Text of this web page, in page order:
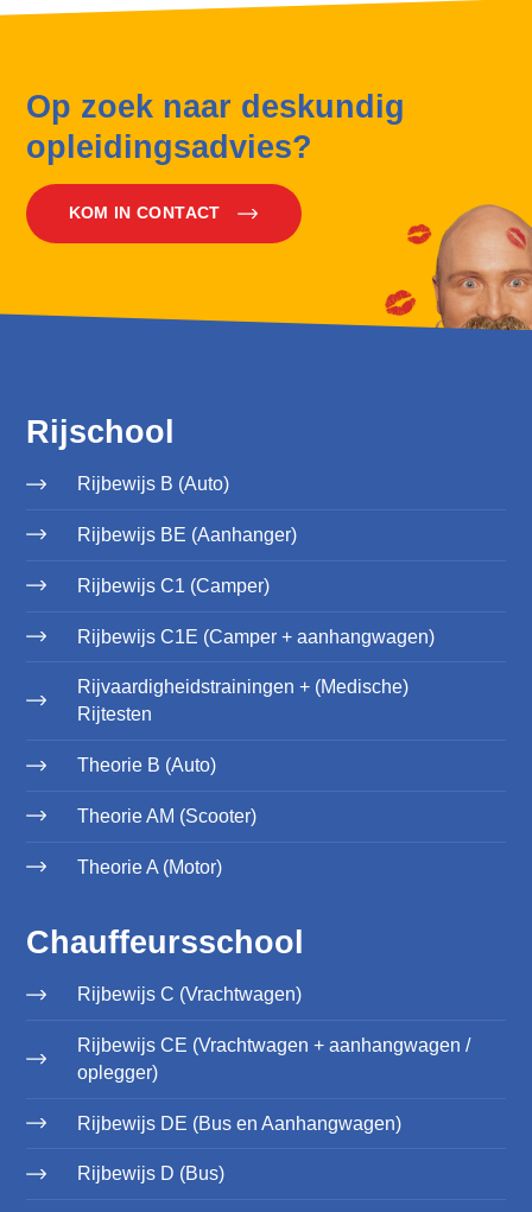
Op zoek naar deskundig
opleidingsadvies?
KOM IN CONTACT
Rijschool
Rijbewijs B (Auto)
Rijbewijs BE (Aanhanger)
Rijbewijs C1 (Camper)
Rijbewijs C1E (Camper + aanhangwagen)
Rijvaardigheidstrainingen + (Medische)
Rijtesten
Theorie B (Auto)
Theorie AM (Scooter)
Theorie A (Motor)
Chauffeursschool
Rijbewijs C (Vrachtwagen)
Rijbewijs CE (Vrachtwagen + aanhangwagen /
oplegger)
Rijbewijs DE (Bus en Aanhangwagen)
Rijbewijs D (Bus)